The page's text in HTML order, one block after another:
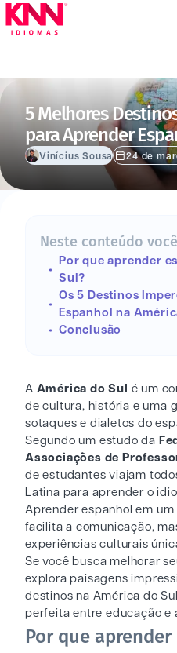
5 Melhores
para Aprender
Vinícius Sousa 24 de
Neste conteúdo
Por que aprender
Sul?
Os 5 Destinos
Espanhol na
Conclusão
A América do Sul
é um
de cultura, história e uma
sotaques e dialetos do
Segundo um estudo da
Associações de
de estudantes viajam
Latina para aprender o
Aprender espanhol em
facilita a comunicação,
experiências culturais
Se você busca melhorar
explora paisagens
destinos na América do
perfeita entre educação e
Por que